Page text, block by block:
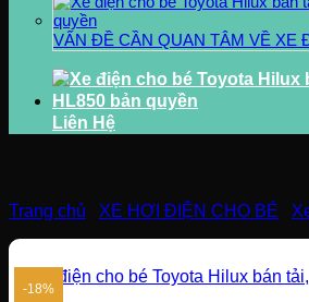
VẤN ĐỀ CẦN QUAN TÂM VỀ XE
Liên Hệ
Trang chủ XE HƠI ĐIỆN CHO BÉ
-18%